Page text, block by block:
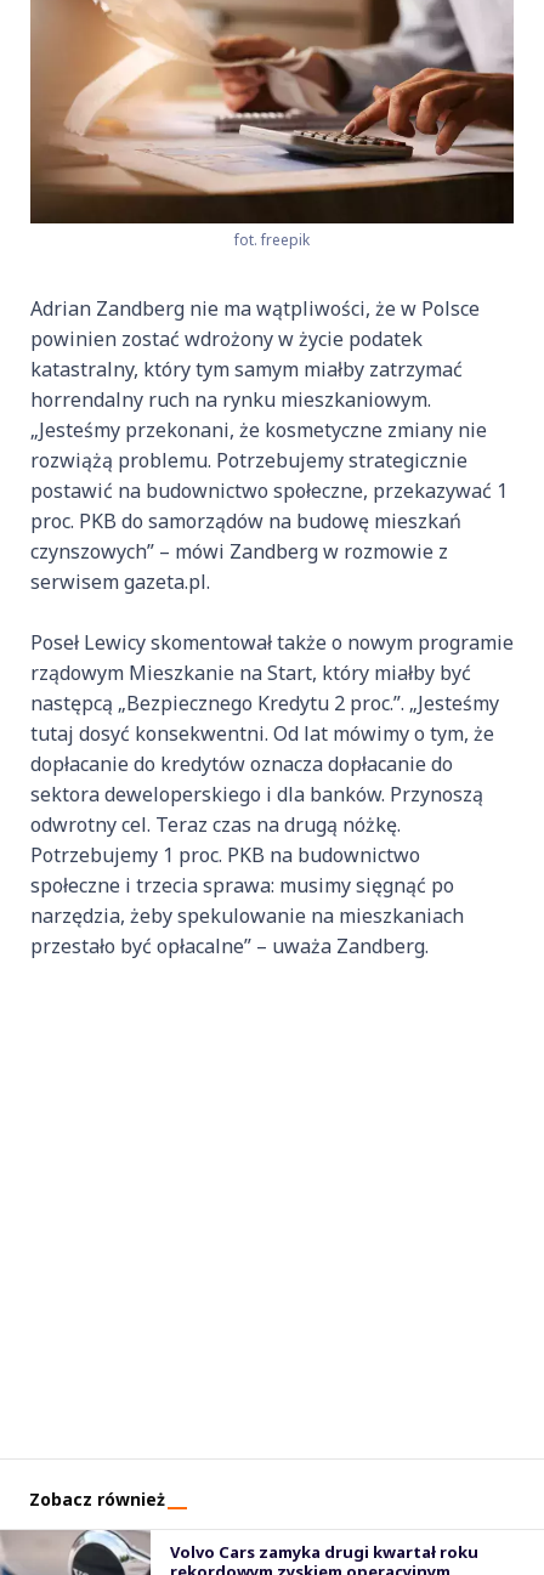
fot. freepik
Adrian Zandberg nie ma wątpliwości, że w Polsce
powinien zostać wdrożony w życie podatek
katastralny, który tym samym miałby zatrzymać
horrendalny ruch na rynku mieszkaniowym.
„Jesteśmy przekonani, że kosmetyczne zmiany nie
rozwiążą problemu. Potrzebujemy strategicznie
postawić na budownictwo społeczne, przekazywać 1
proc. PKB do samorządów na budowę mieszkań
czynszowych” – mówi Zandberg w rozmowie z
serwisem gazeta.pl.
Poseł Lewicy skomentował także o nowym programie
rządowym Mieszkanie na Start, który miałby być
następcą „Bezpiecznego Kredytu 2 proc.”. „Jesteśmy
tutaj dosyć konsekwentni. Od lat mówimy o tym, że
dopłacanie do kredytów oznacza dopłacanie do
sektora deweloperskiego i dla banków. Przynoszą
odwrotny cel. Teraz czas na drugą nóżkę.
Potrzebujemy 1 proc. PKB na budownictwo
społeczne i trzecia sprawa: musimy sięgnąć po
narzędzia, żeby spekulowanie na mieszkaniach
przestało być opłacalne” – uważa Zandberg.
Zobacz również
Volvo Cars zamyka drugi kwartał roku